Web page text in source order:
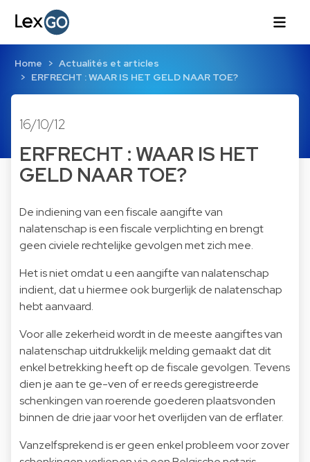
Home
Actualités et articles
ERFRECHT : WAAR IS HET GELD NAAR TOE?
16/10/12
ERFRECHT : WAAR IS HET
GELD NAAR TOE?
De indiening van een fiscale aangifte van
nalatenschap is een fiscale verplichting en brengt
geen civiele rechtelijke gevolgen met zich mee.
Het is niet omdat u een aangifte van nalatenschap
indient, dat u hiermee ook burgerlijk de nalatenschap
hebt aanvaard.
Voor alle zekerheid wordt in de meeste aangiftes van
nalatenschap uitdrukkelijk melding gemaakt dat dit
enkel betrekking heeft op de fiscale gevolgen. Tevens
dien je aan te ge-ven of er reeds geregistreerde
schenkingen van roerende goederen plaatsvonden
binnen de drie jaar voor het overlijden van de erflater.
Vanzelfsprekend is er geen enkel probleem voor zover